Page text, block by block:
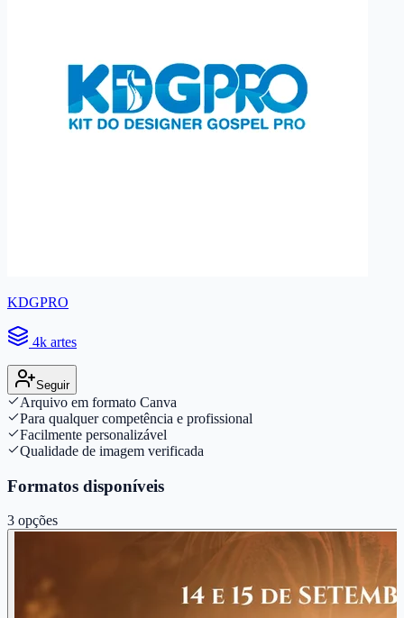
KDGPRO
4k artes
Seguir
Arquivo em formato Canva
Para qualquer competência e profissional
Facilmente personalizável
Qualidade de imagem verificada
Formatos disponíveis
3 opções